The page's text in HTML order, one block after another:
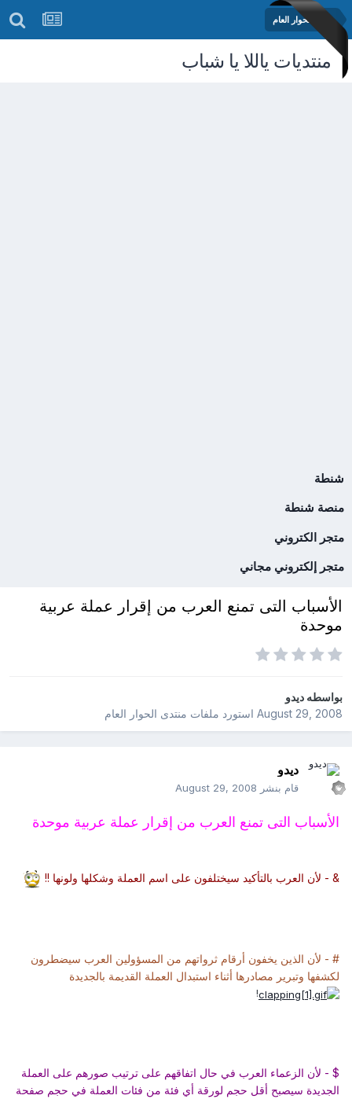
منتدى الحوار العام
منتديات ياللا يا شباب
شنطة
منصة شنطة
متجر الكتروني
متجر إلكتروني مجاني
الأسباب التى تمنع العرب من إقرار عملة عربية
موحدة
بواسطهديدو
August 29, 2008استورد ملفات منتدى الحوار العام
ديدو
قام بنشر August 29, 2008
الأسباب التى تمنع العرب من إقرار عملة عربية موحدة
& - لأن العرب بالتأكيد سيختلفون على اسم العملة وشكلها ولونها !!
# - لأن الذين يخفون أرقام ثرواتهم من المسؤولين العرب سيضطرون
لكشفها وتبرير مصادرها أثناء استبدال العملة القديمة بالجديدة
!
$ - لأن الزعماء العرب في حال اتفاقهم على ترتيب صورهم على العملة
الجديدة سيصبح أقل حجم لورقة أي فئة من فئات العملة في حجم صفحة